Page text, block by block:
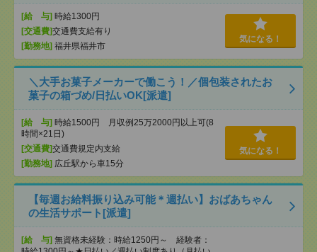
[給 与] 時給1300円
[交通費]交通費支給有り
[勤務地] 福井県福井市
気になる！
＼大手お菓子メーカーで働こう！／個包装されたお
菓子の箱づめ/日払いOK[派遣]
[給 与] 時給1500円 月収例25万2000円以上可(8
時間×21日)
[交通費]交通費規定内支給
[勤務地] 広丘駅から車15分
気になる！
【毎週お給料振り込み可能＊週払い】おばあちゃん
の生活サポート[派遣]
[給 与] 無資格未経験：時給1250円～ 経験者：